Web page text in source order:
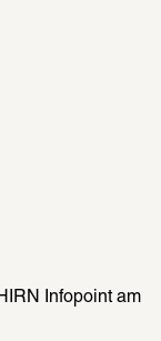
Infopoint am